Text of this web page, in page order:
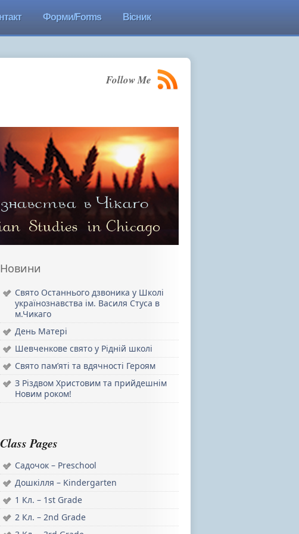
Форми/Forms Вісник
Follow Me
Новини
Свято Останнього дзвоника у Школі
українознавства ім. Василя Стуса в
м.Чикаго
День Матері
Шевченкове свято у Рідній школі
Свято пам’яті та вдячності Героям
З Різдвом Христовим та прийдешнім
Новим роком!
Class Pages
Садочок – Preschool
Дошкілля – Kindergarten
1 Кл. – 1st Grade
2 Кл. – 2nd Grade